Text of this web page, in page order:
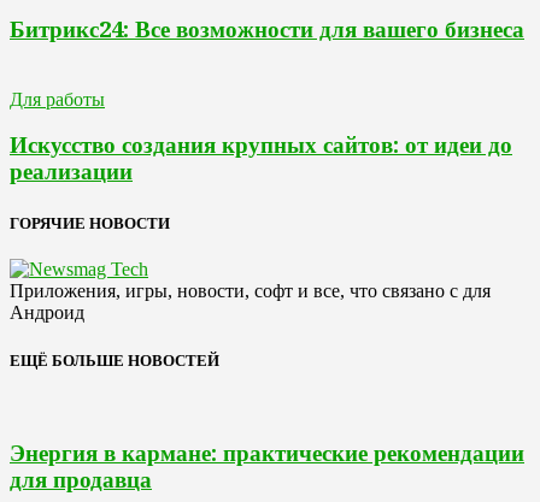
Битрикс24: Все возможности для вашего бизнеса
Для работы
Искусство создания крупных сайтов: от идеи до
реализации
ГОРЯЧИЕ НОВОСТИ
Приложения, игры, новости, софт и все, что связано с для
Андроид
ЕЩЁ БОЛЬШЕ НОВОСТЕЙ
Энергия в кармане: практические рекомендации
для продавца